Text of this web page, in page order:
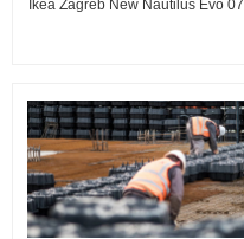
Ikea Zagreb New Nautilus Evo 07